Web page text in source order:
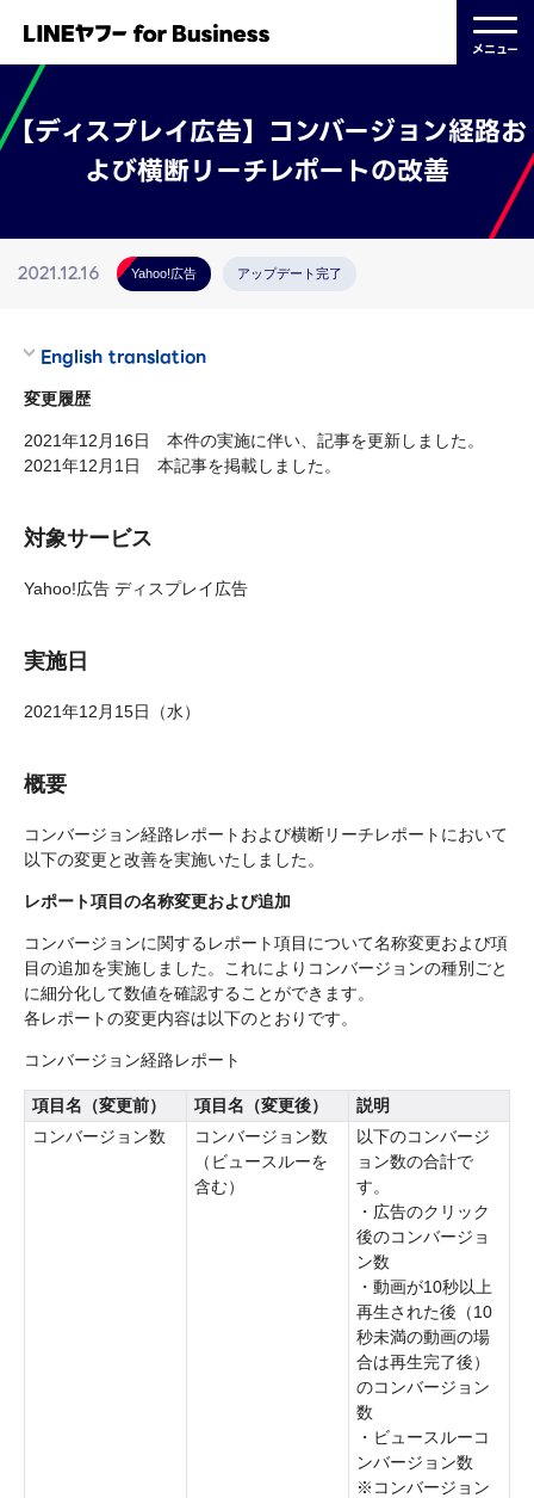
メニュー
【ディスプレイ広告】コンバージョン経路お
よび横断リーチレポートの改善
2021.12.16 Yahoo!広告 アップデート完了
English translation
変更履歴
2021年12月16日 本件の実施に伴い、記事を更新しました。
2021年12月1日 本記事を掲載しました。
対象サービス
Yahoo!広告 ディスプレイ広告
実施日
2021年12月15日（水）
概要
コンバージョン経路レポートおよび横断リーチレポートにおいて
以下の変更と改善を実施いたしました。
レポート項目の名称変更および追加
コンバージョンに関するレポート項目について名称変更および項
目の追加を実施しました。これによりコンバージョンの種別ごと
に細分化して数値を確認することができます。
各レポートの変更内容は以下のとおりです。
コンバージョン経路レポート
項目名（変更前） 項目名（変更後）
説明
コンバージョン数
コンバージョン数
（ビュースルーを
含む）
以下のコンバージ
ョン数の合計で
す。
・広告のクリック
後のコンバージョ
ン数
・動画が10秒以上
再生された後（10
秒未満の動画の場
合は再生完了後）
のコンバージョン
数
・ビュースルーコ
ンバージョン数
※コンバージョン